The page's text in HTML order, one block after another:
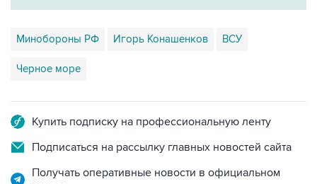
Минобороны РФ Игорь Конашенков ВСУ
Черное море
Купить подписку на профессиональную ленту
Подписаться на рассылку главных новостей сайта
Получать оперативные новости в официальном